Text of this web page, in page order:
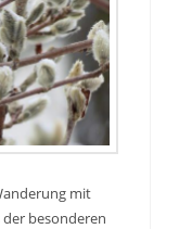
mit
der besonderen